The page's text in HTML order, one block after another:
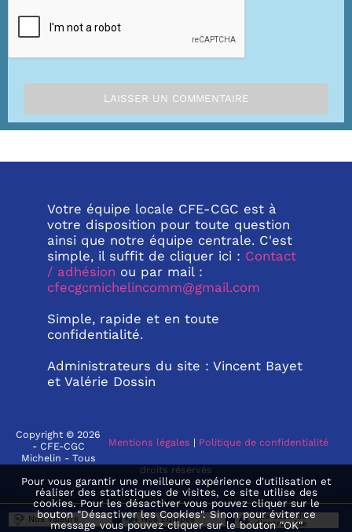
Nos valeurs Nos Équipes Les accords
d’entreprise
Votre équipe locale CFE-CGC est à
votre disposition pour toute question
ainsi que notre équipe centrale. C'est
simple, il suffit de cliquer ici : Contact
/ adhésion ou par mail :
cfecgcmichelincomm@gmail.com
Simple, rapide et en toute
confidentialité.
Administrateurs du site : Vincent Bayet
et Valérie Dossin
Mentions légales | Politique de confidentialité
Copyright © 2026
- CFE-CGC
Michelin - Tous
droits réservés
Pour vous garantir une meilleure expérience d'utilisation et
réaliser des statistiques de visites, ce site utilise des
cookies. Pour les désactiver vous pouvez cliquer sur le
bouton "Désactiver les Cookies". Sinon pour éviter ce
message vous pouvez cliquer sur le bouton "OK"